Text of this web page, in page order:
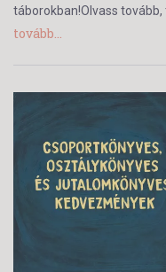
táborokban!Olvass
tovább...